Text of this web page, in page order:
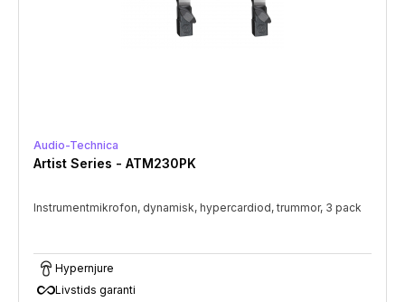
Audio-Technica
Artist Series - ATM230PK
Instrumentmikrofon, dynamisk, hypercardiod, trummor, 3 pack
Hypernjure
all_inclusiveLivstids garanti